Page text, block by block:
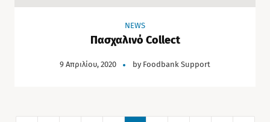
NEWS
Πασχαλινό Collect
9 Απριλίου, 2020 by Foodbank Support